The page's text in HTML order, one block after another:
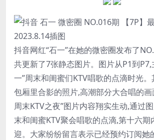
抖音网红“石一”在她的微密圈发布了
共更新了7张静态图片。图片从P1到P7,
一”周末和闺蜜们KTV唱歌的点滴时光
包厢里合影的照片,高潮部分大合唱的画
周末KTV之夜”图片内容翔实生动,通过
末和闺蜜KTV聚会唱歌的点滴,第十六期
迎。大家纷纷留言表示已经预约订阅她